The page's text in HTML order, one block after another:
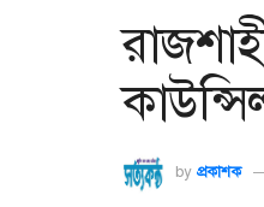
by প্রকাশক